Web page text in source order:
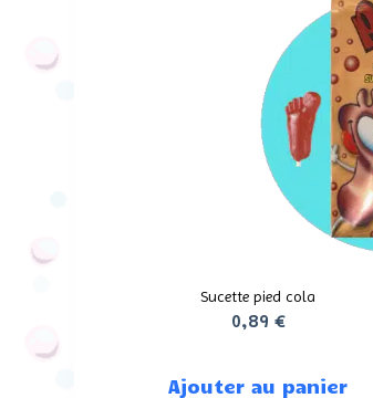
Sucette pied cola
0,89 €
Ajouter au panier